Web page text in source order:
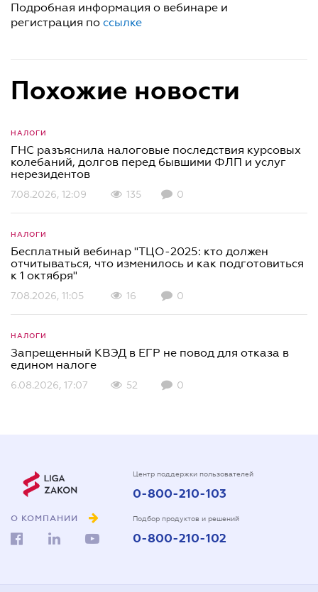
Подробная информация о вебинаре и
регистрация по ссылке
Похожие новости
НАЛОГИ
ГНС разъяснила налоговые последствия курсовых
колебаний, долгов перед бывшими ФЛП и услуг
нерезидентов
7.08.2026, 12:09 135 0
НАЛОГИ
Бесплатный вебинар "ТЦО-2025: кто должен
отчитываться, что изменилось и как подготовиться
к 1 октября"
7.08.2026, 11:05 16 0
НАЛОГИ
Запрещенный КВЭД в ЕГР не повод для отказа в
едином налоге
6.08.2026, 17:07 52 0
О КОМПАНИИ
Центр поддержки пользователей
0-800-210-103
Подбор продуктов и решений
0-800-210-102